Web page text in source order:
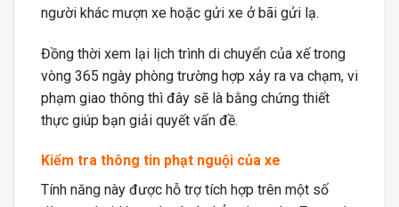
người khác mượn xe hoặc gửi xe ở bãi gửi lạ.
Đồng thời xem lại lịch trình di chuyển của xế trong
vòng 365 ngày phòng trường hợp xảy ra va chạm, vi
phạm giao thông thì đây sẽ là bằng chứng thiết
thực giúp bạn giải quyết vấn đề.
Kiểm tra thông tin phạt nguội của xe
Tính năng này được hỗ trợ tích hợp trên một số